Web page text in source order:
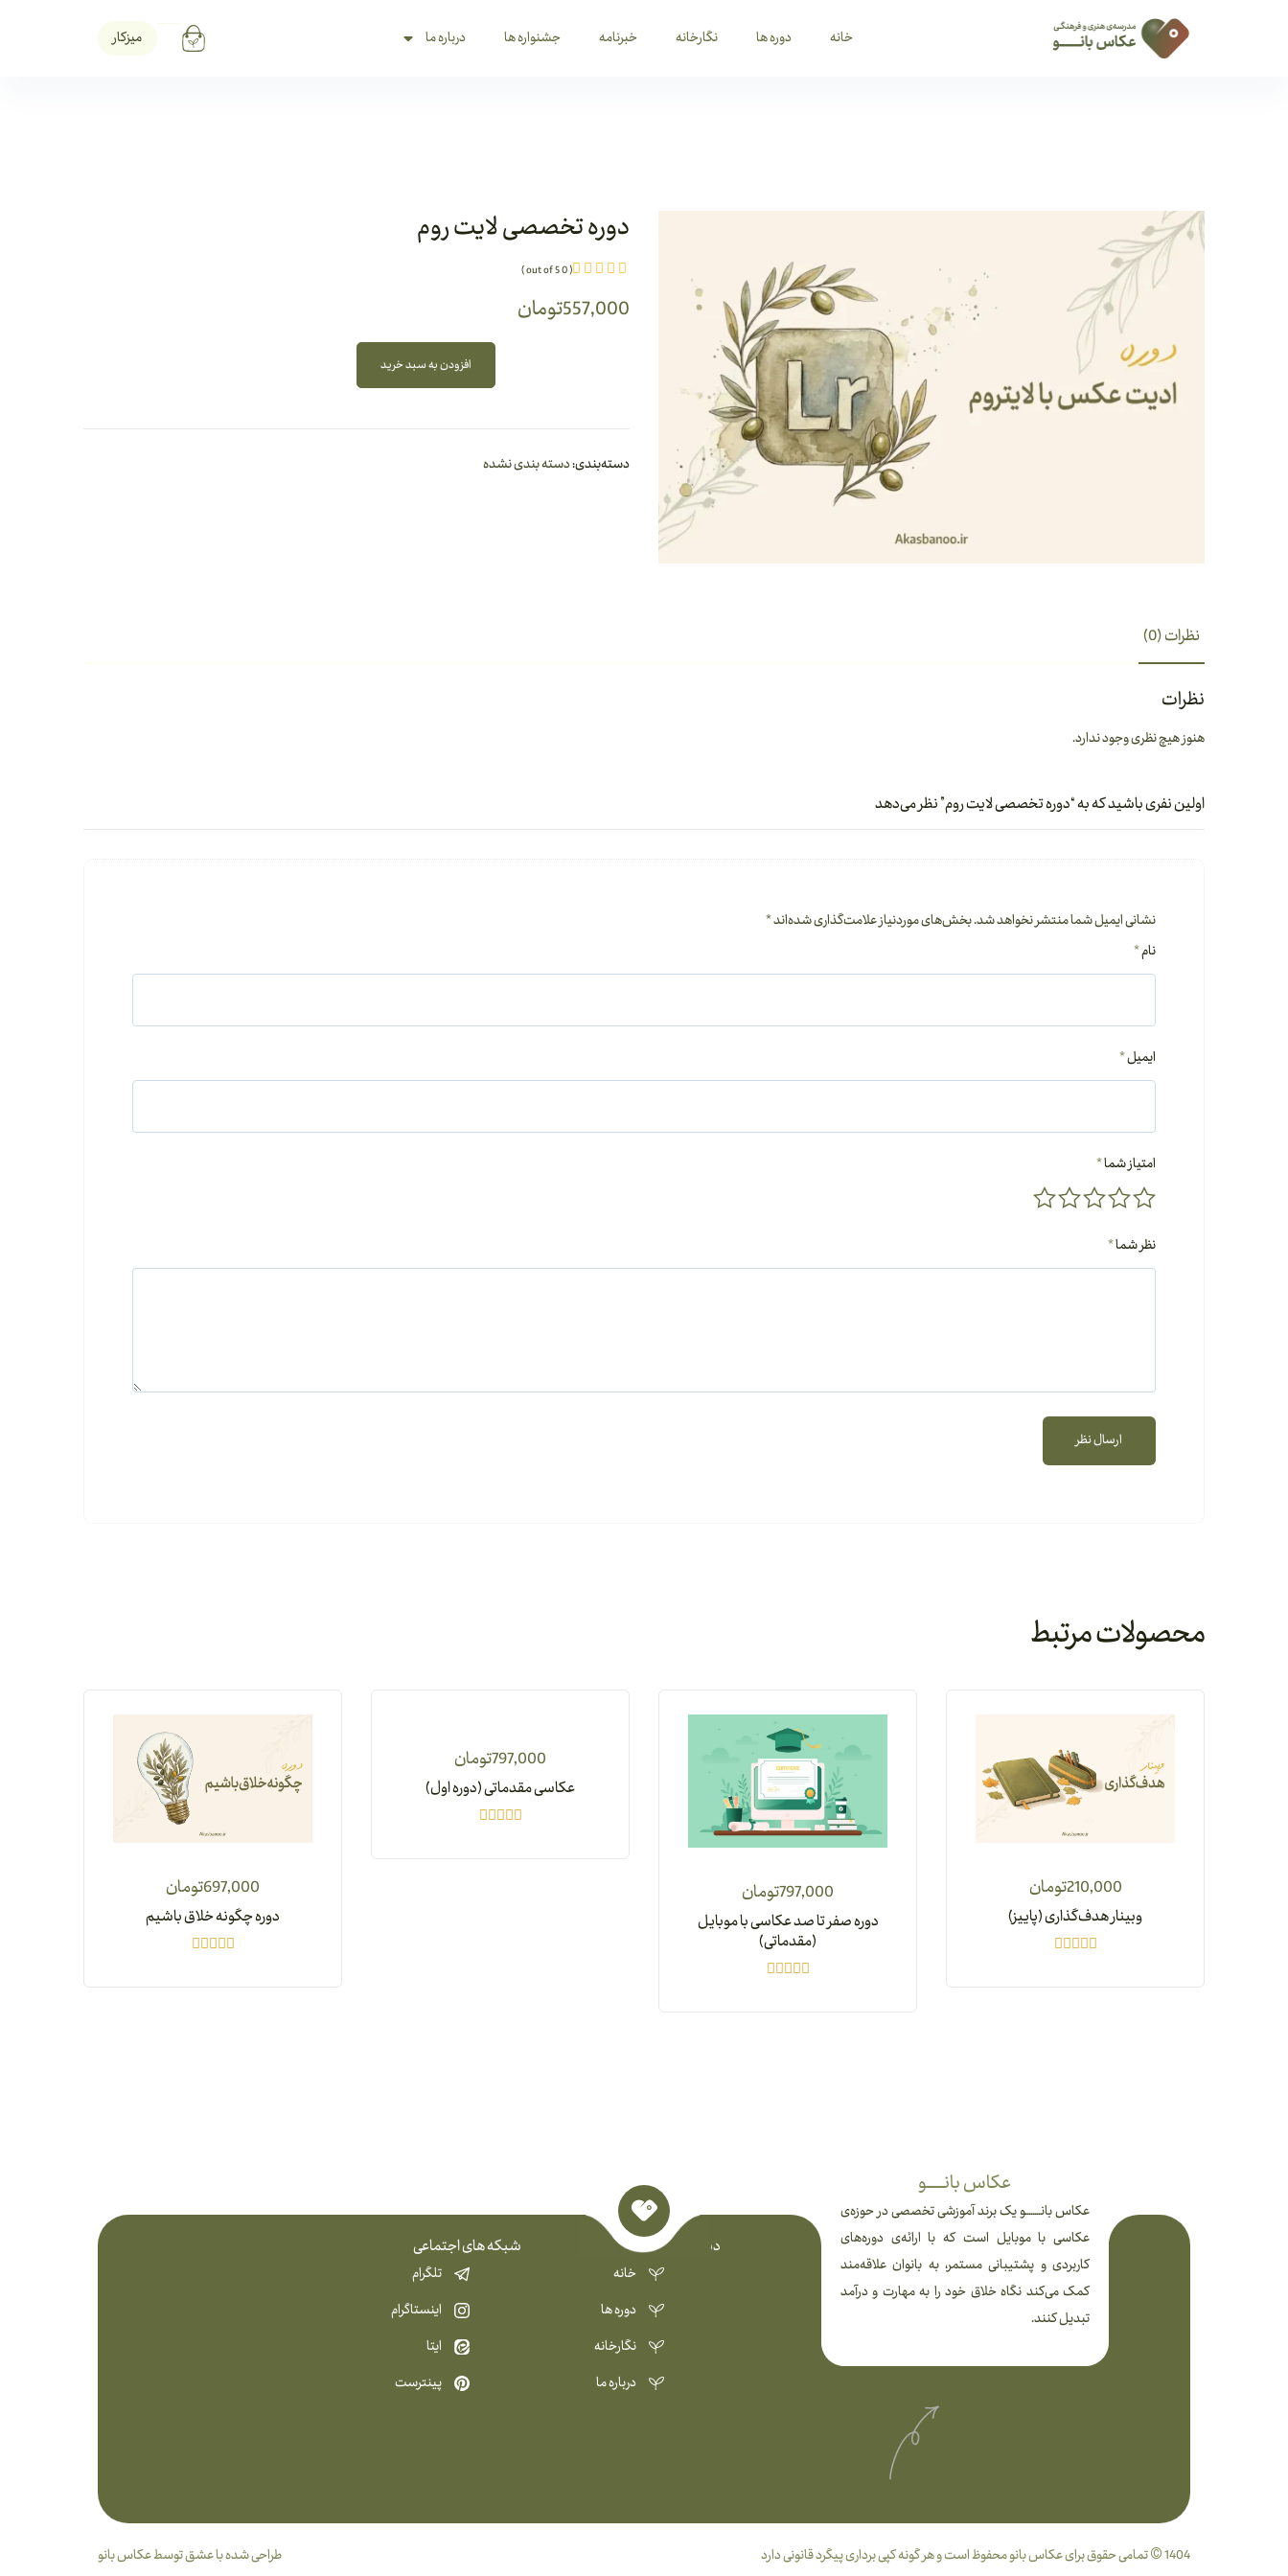
خانه دوره ها نگارخانه خبرنامه جشنواره ها درباره ما میزکار
دوره تخصصی لایت روم
( 0 out of 5 )
557,000تومان
افزودن به سبد خرید
دسته‌بندی:دسته بندی نشده
نظرات (0)
نظرات
هنوز هیچ نظری وجود ندارد.
اولین نفری باشید که به “دوره تخصصی لایت روم” نظر می‌دهد
نشانی ایمیل شما منتشر نخواهد شد.بخش‌های موردنیاز علامت‌گذاری شده‌اند*
نام*
ایمیل*
امتیاز شما*
نظر شما*
محصولات مرتبط
210,000تومان
وبینار هدف‌گذاری (پاییز)
797,000تومان
دوره صفر تا صد عکاسی با موبایل
(مقدماتی)
797,000تومان
عکاسی مقدماتی (دوره اول)
697,000تومان
دوره چگونه خلاق باشیم
عکاس بانـــــــــو
عکاس بانــــــــو یک برند آموزشی تخصصی در حوزه‌ی
عکاسی با موبایل است که با ارائه‌ی دوره‌های
کاربردی و پشتیبانی مستمر، به بانوان علاقه‌مند
کمک می‌کند نگاه خلاق خود را به مهارت و درآمد
تبدیل کنند.
دسترسی سریع
خانه
دوره ها
نگارخانه
درباره ما
شبکه های اجتماعی
تلگرام
اینستاگرام
ایتا
پینترست
1404 © تمامی حقوق برای عکاس بانو محفوظ است و هر گونه کپی برداری پیگرد قانونی دارد طراحی شده با عشق توسط عکاس بانو